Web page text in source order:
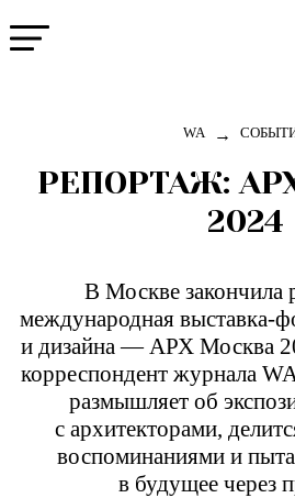
WA →
РЕПОРТАЖ:
2024
В Москве закончила
международная выставка-
и дизайна — АРХ Москва
корреспондент журнала
размышляет об
с архитекторами,
воспоминаниями и
в будущее через